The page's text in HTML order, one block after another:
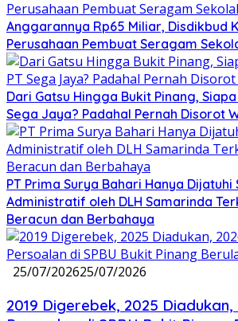
Anggarannya Rp65 Miliar, Disdikbud
Perusahaan Pembuat Seragam
Dari Gatsu Hingga Bukit Pinang, Siapa
Sega Jaya? Padahal Pernah Disorot
PT Prima Surya Bahari Hanya Dijatuhi
Administratif oleh DLH Samarinda
Beracun dan Berbahaya
25/07/202625/07/2026
2019 Digerebek, 2025